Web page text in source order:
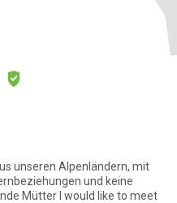
unseren Alpenländern, mit
und keine
like to meet